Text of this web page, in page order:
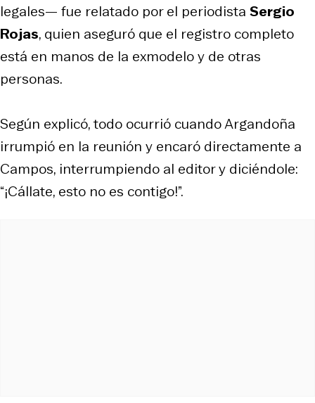
legales— fue relatado por el periodista Sergio
Rojas, quien aseguró que el registro completo
está en manos de la exmodelo y de otras
personas.
Según explicó, todo ocurrió cuando Argandoña
irrumpió en la reunión y encaró directamente a
Campos, interrumpiendo al editor y diciéndole:
“¡Cállate, esto no es contigo!”.